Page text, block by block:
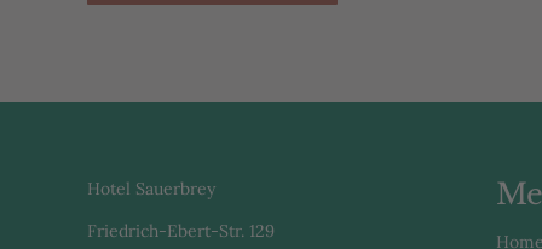
Hotel Sauerbrey
Friedrich-Ebert-Str. 129